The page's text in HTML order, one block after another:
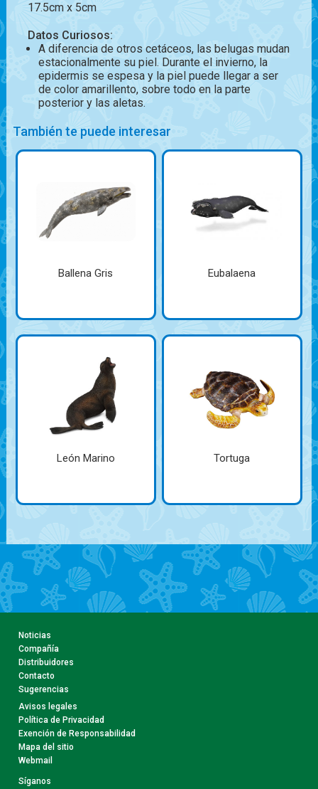
17.5cm x 5cm
Datos Curiosos:
A diferencia de otros cetáceos, las belugas mudan
estacionalmente su piel. Durante el invierno, la
epidermis se espesa y la piel puede llegar a ser
de color amarillento, sobre todo en la parte
posterior y las aletas.
También te puede interesar
Ballena Gris Eubalaena
León Marino Tortuga
Noticias
Compañía
Distribuidores
Contacto
Sugerencias
Avisos legales
Política de Privacidad
Exención de Responsabilidad
Mapa del sitio
Webmail
Síganos